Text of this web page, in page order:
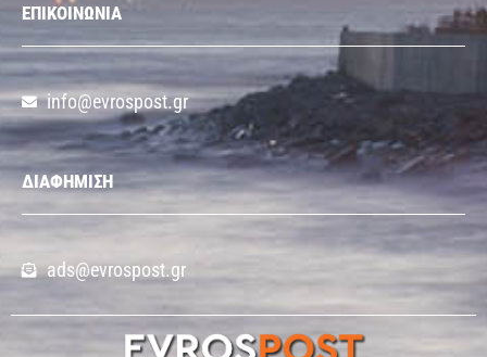
ΕΠΙΚΟΙΝΩΝΙΑ
info@evrospost.gr
ΔΙΑΦΗΜΙΣΗ
ads@evrospost.gr